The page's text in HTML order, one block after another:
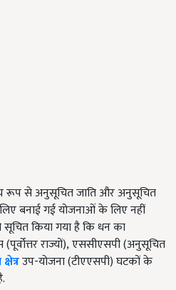
रूप से अनुसूचित जाति और अनुसूचित
बनाई गई योजनाओं के लिए नहीं
किया गया है कि धन का
राज्यों),एससीएसपी (अनुसूचित
उप-योजना (टीएएसपी) घटकों के